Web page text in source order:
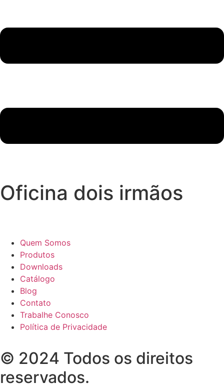
Oficina dois irmãos
Quem Somos
Produtos
Downloads
Catálogo
Blog
Contato
Trabalhe Conosco
Política de Privacidade
© 2024 Todos os direitos
reservados.